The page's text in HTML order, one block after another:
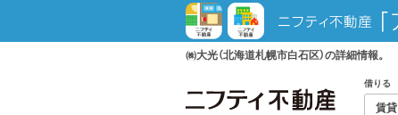
㈱大光（北海道札幌市白石区）の詳細情報。
借りる
賃貸